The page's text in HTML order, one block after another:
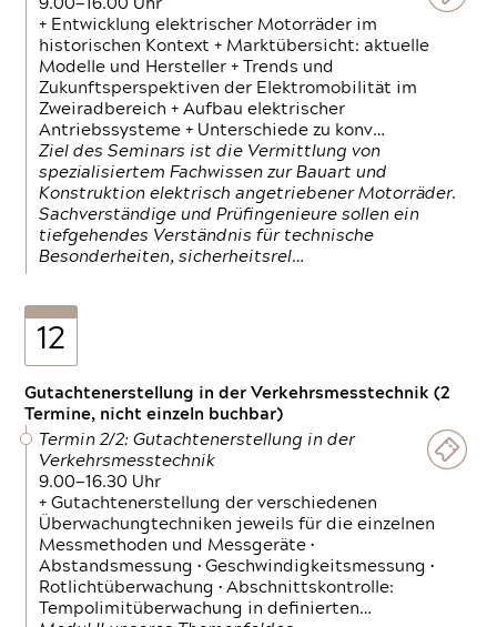
9.00—16.00 Uhr
+ Entwicklung elektrischer Motorräder im
historischen Kontext + Marktübersicht: aktuelle
Modelle und Hersteller + Trends und
Zukunftsperspektiven der Elektromobilität im
Zweiradbereich + Aufbau elektrischer
Antriebssysteme + Unterschiede zu konv…
Ziel des Seminars ist die Vermittlung von
spezialisiertem Fachwissen zur Bauart und
Konstruktion elektrisch angetriebener Motorräder.
Sachverständige und Prüfingenieure sollen ein
tiefgehendes Verständnis für technische
Besonderheiten, sicherheitsrel…
12
Gutachtenerstellung in der Verkehrsmesstechnik (2
Termine, nicht einzeln buchbar)
Termin 2/2: Gutachtenerstellung in der
Verkehrsmesstechnik
9.00—16.30 Uhr
+ Gutachtenerstellung der verschiedenen
Überwachungtechniken jeweils für die einzelnen
Messmethoden und Messgeräte •
Abstandsmessung • Geschwindigkeitsmessung •
Rotlichtüberwachung • Abschnittskontrolle:
Tempolimitüberwachung in definierten…